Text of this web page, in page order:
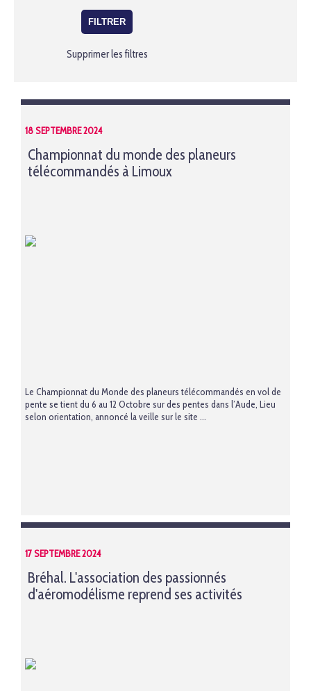
Supprimer les filtres
18 SEPTEMBRE 2024
Championnat du monde des planeurs
télécommandés à Limoux
Le Championnat du Monde des planeurs télécommandés en vol de
pente se tient du 6 au 12 Octobre sur des pentes dans l’Aude, Lieu
selon orientation, annoncé la veille sur le site ...
17 SEPTEMBRE 2024
Bréhal. L'association des passionnés
d'aéromodélisme reprend ses activités